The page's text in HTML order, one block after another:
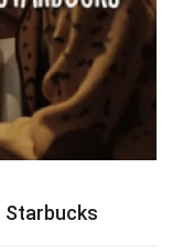
Starbucks